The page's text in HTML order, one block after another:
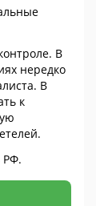
В
нередко
В
к
РФ.